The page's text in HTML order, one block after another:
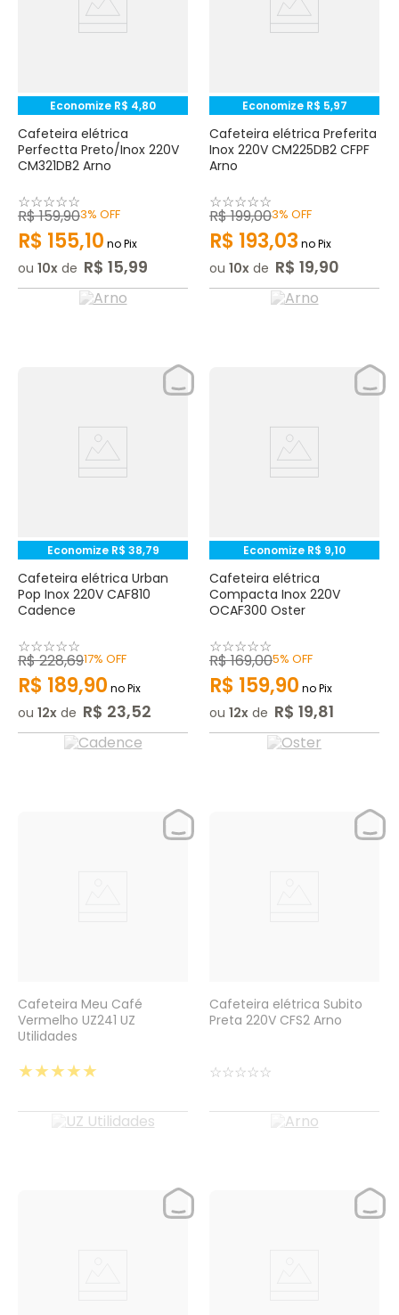
Economize R$ 4,80
Cafeteira elétrica
Perfectta Preto/Inox 220V
CM321DB2 Arno
☆☆☆☆☆
R$159,903% OFF
R$ 155,10 no Pix
ou 10 de R$ 15,99
Economize R$ 5,97
Cafeteira elétrica Preferita
Inox 220V CM225DB2 CFPF
Arno
☆☆☆☆☆
R$199,003% OFF
R$ 193,03 no Pix
ou 10 de R$ 19,90
Economize R$ 38,79
Cafeteira elétrica Urban
Pop Inox 220V CAF810
Cadence
☆☆☆☆☆
R$228,6917% OFF
R$ 189,90 no Pix
ou 12 de R$ 23,52
Economize R$ 9,10
Cafeteira elétrica
Compacta Inox 220V
OCAF300 Oster
☆☆☆☆☆
R$169,005% OFF
R$ 159,90 no Pix
ou 12 de R$ 19,81
Cafeteira Meu Café
Vermelho UZ241 UZ
Utilidades
★★★★★
Cafeteira elétrica Subito
Preta 220V CFS2 Arno
☆☆☆☆☆